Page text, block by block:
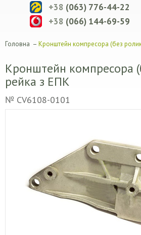
+38 (063) 776-44-22
+38 (066) 144-69-59
Головна – Кронштейн компресора (без
Кронштейн компресора
рейка з ЕПК
№ CV6108-0101